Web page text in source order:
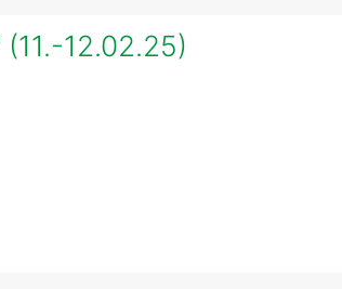
12.02.25)